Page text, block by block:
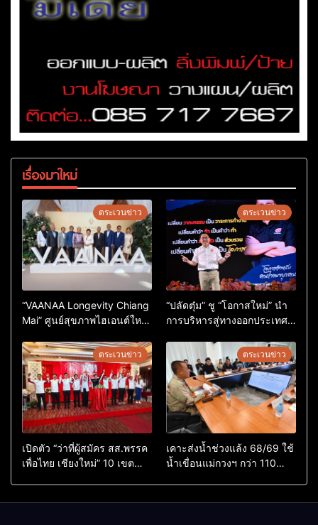
เรื่องมาใหม่
ตระเวนข่าว
“VAANAA Longevity Chiang
Mai” ศูนย์สุขภาพไฮเอนต์ใหญ่
ตระเวนข่าว
“ปลัดตุ๋ม” ชู “โอกาสใหม่” นำ
การบริหารสู่ทางออกประเทศ
ตระเวนข่าว
เปิดตัว “ว่าที่ผู้สมัคร สส.พรรค
เพื่อไทย เชียงใหม่” 10 เขต
ตระเวนข่าว
เคาะส่งน้ำช่วงแล้ง 68/69 ใช้
น้ำเขื่อนแม่กวงฯ กว่า 110